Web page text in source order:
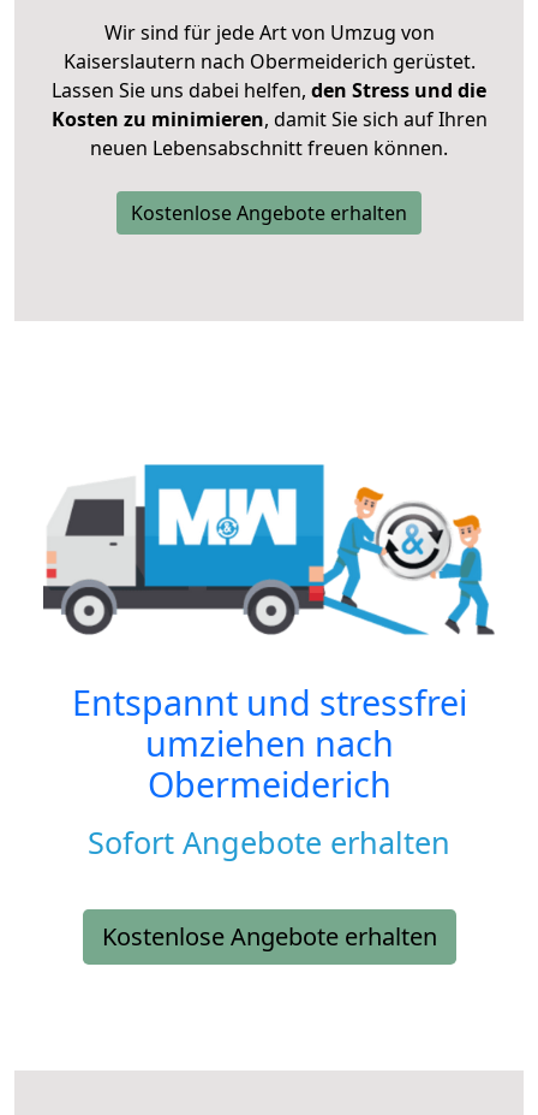
Wir sind für jede Art von Umzug von
Kaiserslautern nach Obermeiderich gerüstet.
Lassen Sie uns dabei helfen, den Stress und die
Kosten zu minimieren, damit Sie sich auf Ihren
neuen Lebensabschnitt freuen können.
Kostenlose Angebote erhalten
Entspannt und stressfrei
umziehen nach
Obermeiderich
Sofort Angebote erhalten
Kostenlose Angebote erhalten